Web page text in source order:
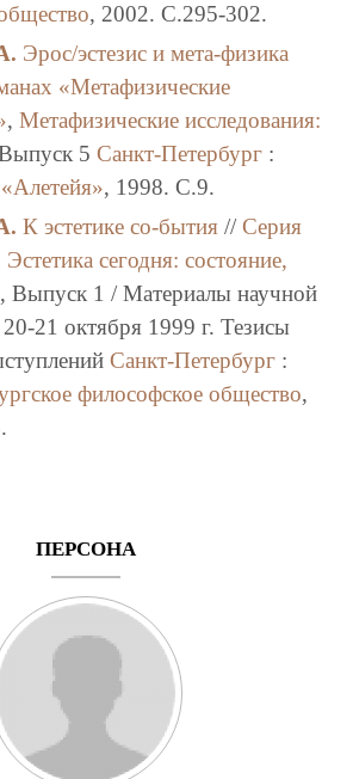
, 2002. C.295-302.
Эрос/эстезис и мета-физика
«Метафизические
, Метафизические исследования:
5 Санкт-Петербург:
, 1998. C.9.
К эстетике со-бытия// Серия
Эстетика сегодня: состояние,
, Выпуск 1 / Материалы научной
21 октября 1999 г. Тезисы
Санкт-Петербург:
философское общество,
ПЕРСОНА